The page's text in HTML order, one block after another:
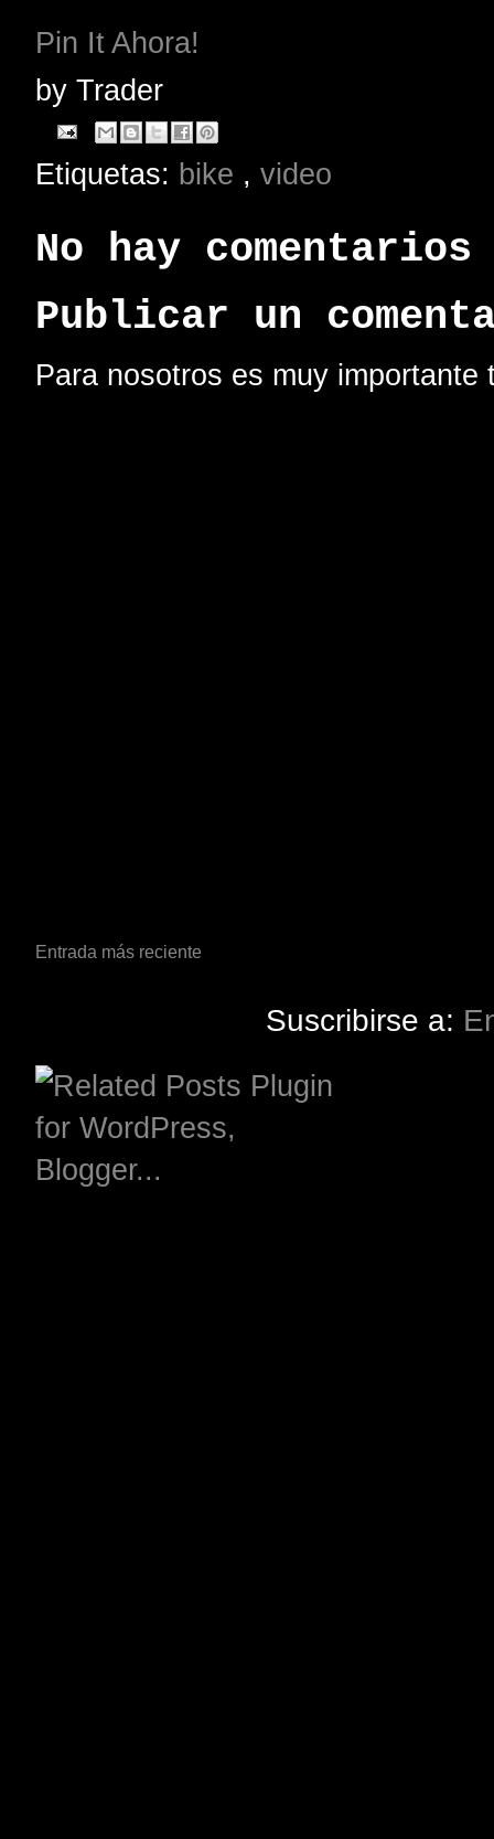
Pin It Ahora!
by Trader
Etiquetas: bike , video
No hay
Publicar un
Para nosotros es muy
Entrada más reciente
Suscribirse a: